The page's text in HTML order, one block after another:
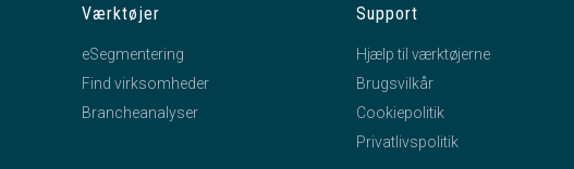
Værktøjer
eSegmentering
Find virksomheder
Brancheanalyser
Support
Hjælp til værktøjerne
Brugsvilkår
Cookiepolitik
Privatlivspolitik